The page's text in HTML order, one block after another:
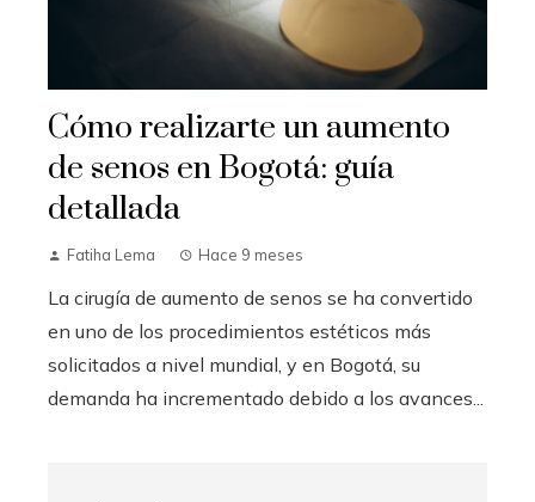
Cómo realizarte un aumento
de senos en Bogotá: guía
detallada
Fatiha Lema Hace 9 meses
La cirugía de aumento de senos se ha convertido
en uno de los procedimientos estéticos más
solicitados a nivel mundial, y en Bogotá, su
demanda ha incrementado debido a los avances...